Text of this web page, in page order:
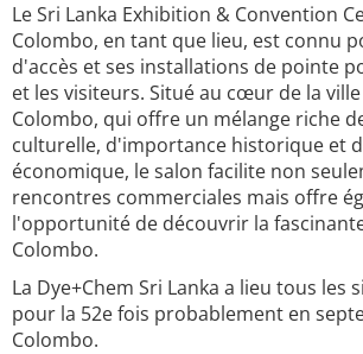
Le Sri Lanka Exhibition & Convention
Colombo, en tant que lieu, est connu
d'accès et ses installations de pointe
et les visiteurs. Situé au cœur de la
Colombo, qui offre un mélange riche
culturelle, d'importance historique et
économique, le salon facilite non
rencontres commerciales mais offre
l'opportunité de découvrir la
Colombo.
La Dye+Chem Sri Lanka a lieu tous les
pour la 52e fois probablement en
Colombo.